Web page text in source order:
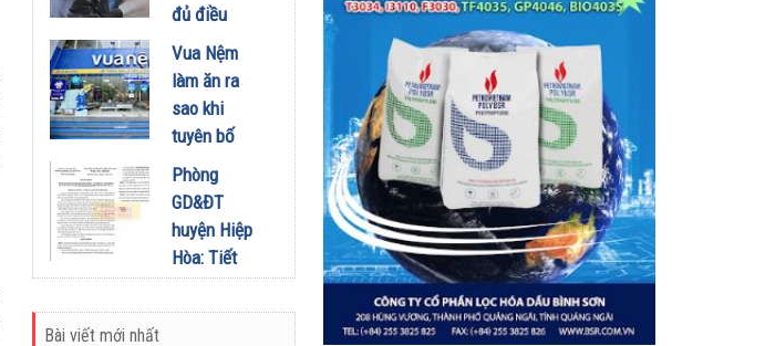
đủ điều
kiện vẫn tổ
chức đấu
30/01/2022
Vua Nệm
làm ăn ra
sao khi
tuyên bố
tham vọng
chiếm lĩnh
thị phần?
26/01/2022
Phòng
GD&ĐT
huyện Hiệp
Hòa: Tiết
kiệm ngân
sách hạn
Bài viết mới nhất